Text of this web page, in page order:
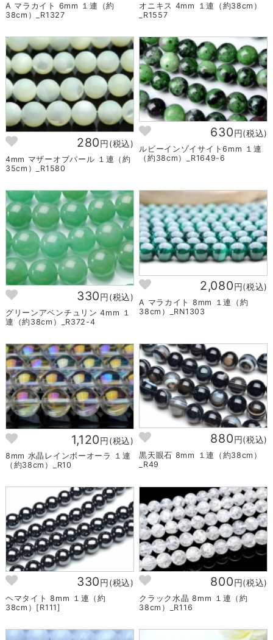
A マラカイト 6mm １連（約
38cm）_R1327
オニキス 4mm １連（約38cm）
_R1557
280円(税込)
4mm マザーオブパール １連（約
35cm）_R1580
630円(税込)
ルビーインゾイサイト6mm １連
（約38cm）_R1649-6
330円(税込)
グリーンアベンチュリン 4mm １
連（約38cm）_R372-4
2,080円(税込)
A マラカイト 8mm １連（約
38cm）_RN1303
1,120円(税込)
8mm 水晶レインボーオーラ １連
（約38cm）_R10
880円(税込)
黒天眼石 8mm １連（約38cm）
_R49
330円(税込)
ヘマタイト 8mm １連（約
38cm）[R111]
800円(税込)
クラック水晶 8mm １連（約
38cm）_R116